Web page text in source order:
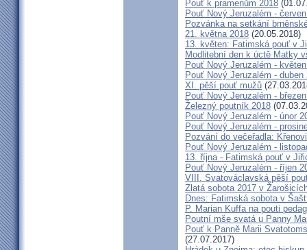
Pouť k pramenům 2018
Pouť Nový Jeruzalém -
Pozvánka na setkání
21. května 2018 (20.05.2018)
13. květen: Fatimská pouť v
Modlitební den k úctě Matky
Pouť Nový Jeruzalém -
Pouť Nový Jeruzalém - duben
XI. pěší pouť mužů
Pouť Nový Jeruzalém -
Železný poutník 2018
Pouť Nový Jeruzalém - únor
Pouť Nový Jeruzalém -
Pozvání do večeřadla:
Pouť Nový Jeruzalém -
13. října - Fatimská pouť v
Pouť Nový Jeruzalém - říjen
VIII. Svatováclavská pěší
Zlatá sobota 2017 v
Dnes: Fatimská sobota v
P. Marian Kuffa na pouti
Poutní mše svatá u Panny
Pouť k Panně Marii
(27.07.2017)